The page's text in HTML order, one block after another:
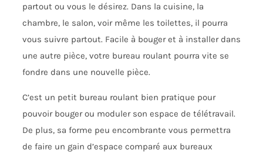
partout ou vous le désirez. Dans la cuisine, la
chambre, le salon, voir même les toilettes, il pourra
vous suivre partout. Facile à bouger et à installer dans
une autre pièce, votre bureau roulant pourra vite se
fondre dans une nouvelle pièce.
C’est un petit bureau roulant bien pratique pour
pouvoir bouger ou moduler son espace de télétravail.
De plus, sa forme peu encombrante vous permettra
de faire un gain d’espace comparé aux bureaux